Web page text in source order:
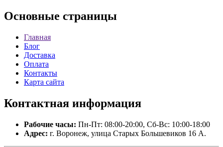
Основные страницы
Главная
Блог
Доставка
Оплата
Контакты
Карта сайта
Контактная информация
Рабочие часы: Пн-Пт: 08:00-20:00, Сб-Вс: 10:00-18:00
Адрес: г. Воронеж, улица Старых Большевиков 16 А.